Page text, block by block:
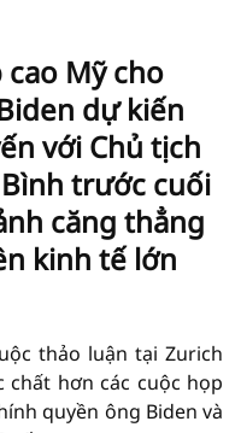
Mỹ cho
dự kiến
với Chủ tịch
trước cuối
căng thẳng
kinh tế lớn
thảo luận tại Zurich
chất hơn các cuộc họp
quyền ông Biden và